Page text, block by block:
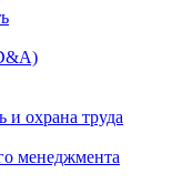
и охрана труда
менеджмента